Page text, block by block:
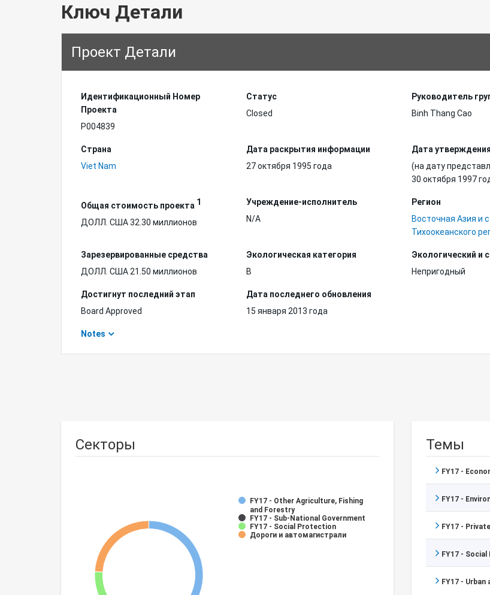
Ключ Детали
Проект Детали
Идентификационный Hомер
Проекта
P004839
Статус
Closed
Руководитель
Binh Thang Cao
Страна
Viet Nam
Дата раскрытия информации
27 октября 1995 года
Дата утверждения
(на дату
30 октября 1997
Общая стоимость проекта 1
ДОЛЛ. США 32.30 миллионов
Учреждение-исполнитель
N/A
Регион
Восточная Азия и
Тихоокеанского
Зарезервированные средства
ДОЛЛ. США 21.50 миллионов
Экологическая категория
B
Экологический и
Непригодный
Достигнут последний этап
Board Approved
Дата последнего обновления
15 января 2013 года
Notes
Секторы
FY17 - Other Agriculture, Fishing
and Forestry
FY17 - Sub-National Government
FY17 - Social Protection
Дороги и автомагистрали
Темы
FY17 -
FY17 -
FY17 -
FY17 -
FY17 - Urban